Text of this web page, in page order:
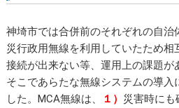
神埼市では合併前のそれぞれの自治
災行政用無線を利用していたため相
接続が出来ない等、運用上の課題が
そこであらたな無線システムの導入
した。MCA無線は、
１） 災害時にも